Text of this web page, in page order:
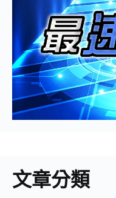
文章分類